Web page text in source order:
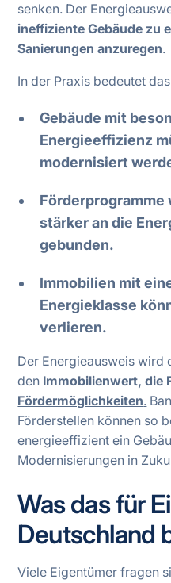
senken. Der
ineffiziente Gebäude zu
Sanierungen anzuregen.
In der Praxis bedeutet
Gebäude mit
Energieeffizienz
modernisiert
Förderprogramme
stärker an die
gebunden.
Immobilien mit
Energieklasse
verlieren.
Der Energieausweis
den Immobilienwert, die
Fördermöglichkeiten.
Förderstellen können so
energieeffizient ein
Modernisierungen in
Was das für
Deutschland
Viele Eigentümer fragen